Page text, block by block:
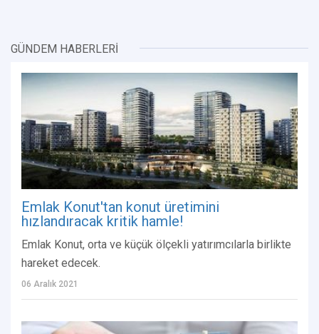
GÜNDEM HABERLERİ
Emlak Konut'tan konut üretimini
hızlandıracak kritik hamle!
Emlak Konut, orta ve küçük ölçekli yatırımcılarla birlikte
hareket edecek.
06 Aralık 2021